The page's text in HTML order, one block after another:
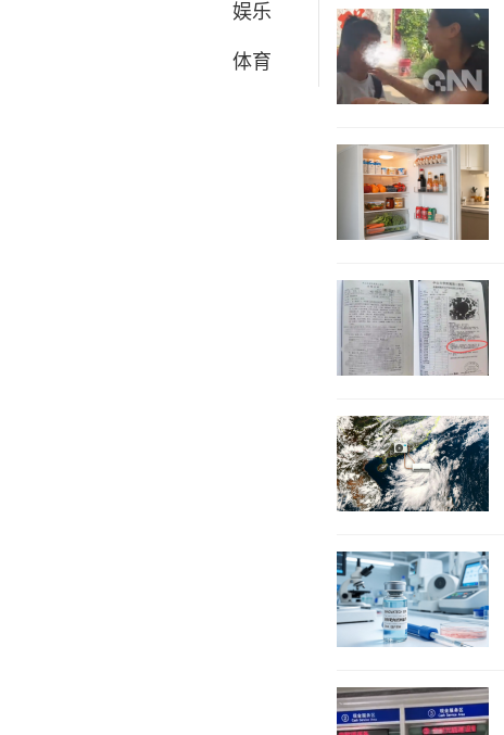
娱乐
体育